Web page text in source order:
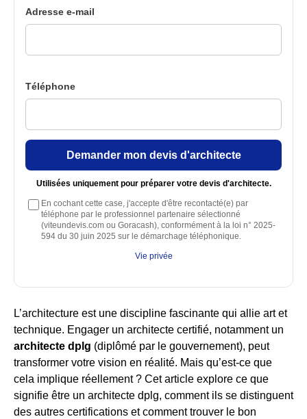
Adresse e-mail
Téléphone
Demander mon devis d'architecte
Utilisées uniquement pour préparer votre devis d'architecte.
En cochant cette case, j'accepte d'être recontacté(e) par
téléphone par le professionnel partenaire sélectionné
(viteundevis.com ou Goracash), conformément à la loi n° 2025-
594 du 30 juin 2025 sur le démarchage téléphonique.
Vie privée
L’architecture est une discipline fascinante qui allie art et
technique. Engager un architecte certifié, notamment un
architecte dplg (diplômé par le gouvernement), peut
transformer votre vision en réalité. Mais qu’est-ce que
cela implique réellement ? Cet article explore ce que
signifie être un architecte dplg, comment ils se distinguent
des autres certifications et comment trouver le bon